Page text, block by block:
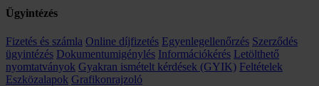
Ügyintézés
Fizetés és számla Online díjfizetés Egyenlegellenőrzés Szerződés
ügyintézés Dokumentumigénylés Információkérés Letölthető
nyomtatványok Gyakran ismételt kérdések (GYIK) Feltételek
Eszközalapok Grafikonrajzoló